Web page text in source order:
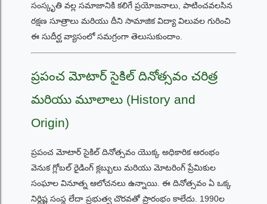
సంస్కృతి వల్ల సమాజానికి కలిగే ప్రయోజనాలు, పాటించవలసిన
రక్షణ సూత్రాలు మరియు దీని సామాజిక విద్యా విలువల గురించి
ఈ సుదీర్ఘ వ్యాసంలో సమగ్రంగా తెలుసుకుందాం.
ప్రపంచ మోటార్ సైకిల్ దినోత్సవం చరిత్ర
మరియు మూలాలు (History and
Origin)
ప్రపంచ మోటార్ సైకిల్ దినోత్సవం యొక్క అధికారిక ఆరంభం
వెనుక గ్లోబల్ రైడింగ్ క్లబ్బులు మరియు మోటరింగ్ ప్రేమికుల
సంఘాల వినూత్న ఆలోచనలు ఉన్నాయి. ఈ దినోత్సవం ఏ ఒక్క
నిర్దిష్ట సంస్థ లేదా ప్రభుత్వ చొరవతో ప్రారంభం కాలేదు. 1990ల